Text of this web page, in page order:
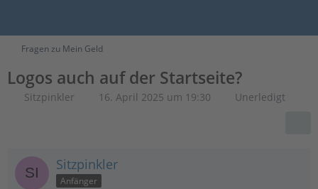
Fragen zu Mein Geld
Logos auch auf der Startseite?
Sitzpinkler 16. April 2025 um 19:30 Unerledigt
Sitzpinkler
Anfänger